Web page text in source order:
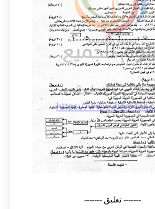
------- تعليق -------